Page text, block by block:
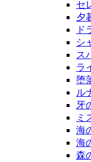
セ
夕
ド
シ
ス
ラ
堕
ル
牙
ミ
海
海
森